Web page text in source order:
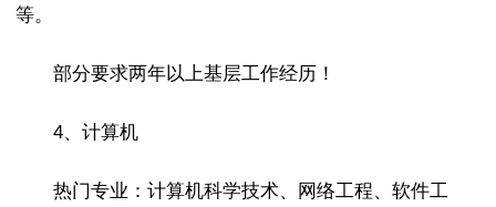
等。
部分要求两年以上基层工作经历！
4、计算机
热门专业：计算机科学技术、网络工程、软件工